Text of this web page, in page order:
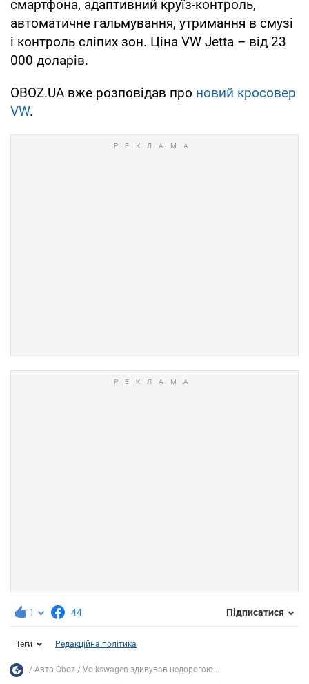
смартфона, адаптивний круїз-контроль,
автоматичне гальмування, утримання в смузі
і контроль сліпих зон. Ціна VW Jetta – від 23
000 доларів.
OBOZ.UA вже розповідав про новий кросовер
VW.
1 44 Підписатися
Теги Редакційна політика
Авто Oboz Volkswagen здивував недорогою...